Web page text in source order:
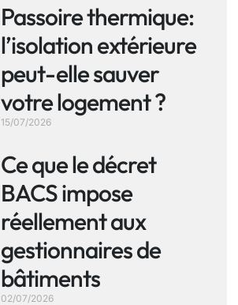
Passoire thermique:
l’isolation extérieure
peut-elle sauver
votre logement ?
15/07/2026
Ce que le décret
BACS impose
réellement aux
gestionnaires de
bâtiments
02/07/2026